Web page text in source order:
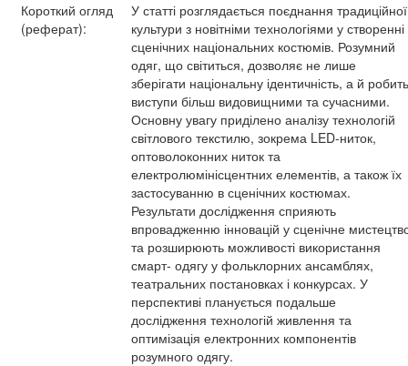
Короткий огляд
(реферат):
У статті розглядається поєднання традиційної
культури з новітніми технологіями у створенні
сценічних національних костюмів. Розумний
одяг, що світиться, дозволяє не лише
зберігати національну ідентичність, а й робить
виступи більш видовищними та сучасними.
Основну увагу приділено аналізу технологій
світлового текстилю, зокрема LED-ниток,
оптоволоконних ниток та
електролюмінісцентних елементів, а також їх
застосуванню в сценічних костюмах.
Результати дослідження сприяють
впровадженню інновацій у сценічне
та розширюють можливості використання
смарт- одягу у фольклорних ансамблях,
театральних постановках і конкурсах. У
перспективі планується подальше
дослідження технологій живлення та
оптимізація електронних компонентів
розумного одягу.